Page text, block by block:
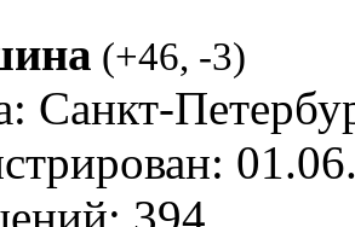
(+46, -3)
Санкт-
394